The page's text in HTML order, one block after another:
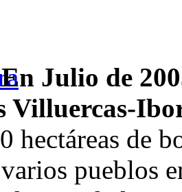
En Julio de
Villuercas-
hectáreas de
pueblos